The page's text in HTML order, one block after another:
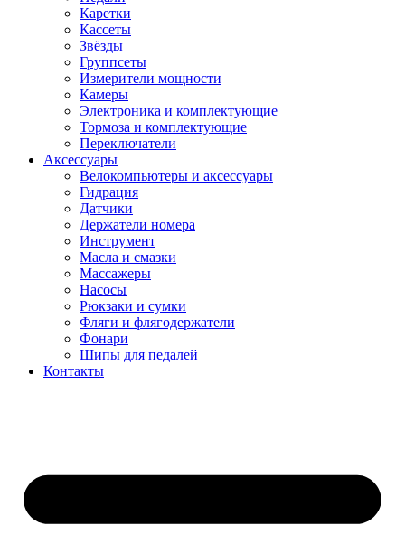
Каретки
Кассеты
Звёзды
Группсеты
Измерители мощности
Камеры
Электроника и комплектующие
Тормоза и комплектующие
Переключатели
Аксессуары
Велокомпьютеры и аксессуары
Гидрация
Датчики
Держатели номера
Инструмент
Масла и смазки
Массажеры
Насосы
Рюкзаки и сумки
Фляги и флягодержатели
Фонари
Шипы для педалей
Контакты